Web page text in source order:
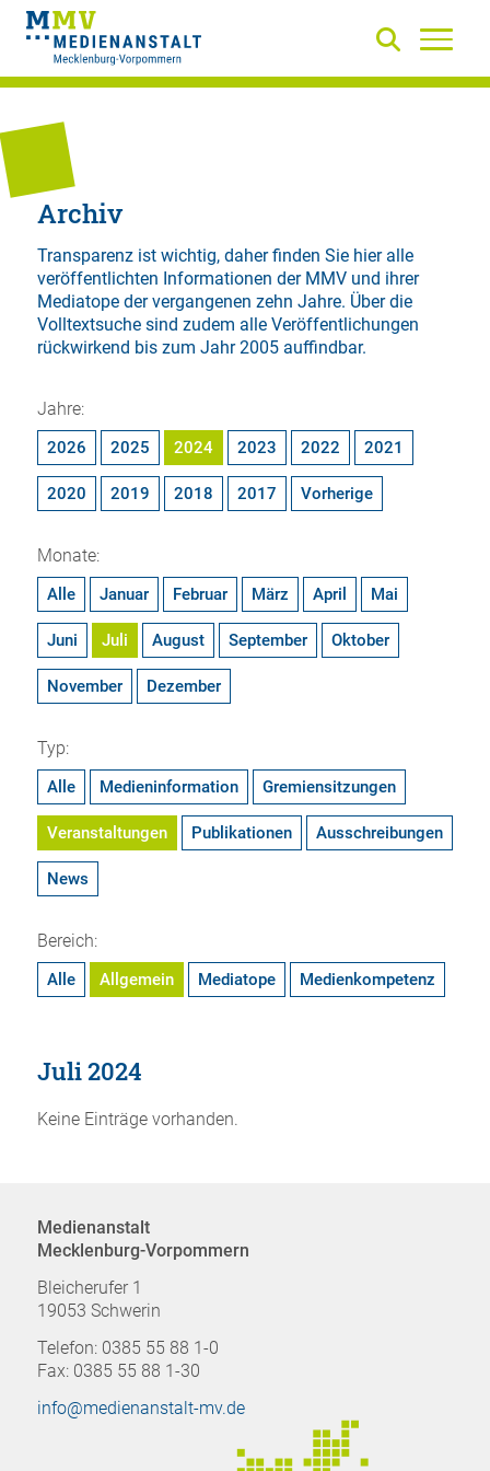
Archiv
Transparenz ist wichtig, daher finden Sie hier alle
veröffentlichten Informationen der MMV und ihrer
Mediatope der vergangenen zehn Jahre. Über die
Volltextsuchesind zudem alle Veröffentlichungen
rückwirkend bis zum Jahr 2005 auffindbar.
Jahre:
2026 2025 2024 2023 2022 2021
2020 2019 2018 2017 Vorherige
Monate:
Alle Januar Februar März April Mai
Juni Juli August September Oktober
November Dezember
Typ:
Alle Medieninformation Gremiensitzungen
Veranstaltungen Publikationen Ausschreibungen
News
Bereich:
Alle Allgemein Mediatope Medienkompetenz
Juli 2024
Keine Einträge vorhanden.
Medienanstalt
Mecklenburg-Vorpommern
Bleicherufer 1
19053 Schwerin
Telefon: 0385 55 88 1-0
Fax: 0385 55 88 1-30
info@medienanstalt-mv.de